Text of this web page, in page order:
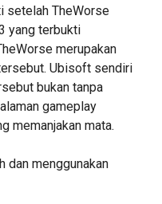
setelah TheWorse
yang terbukti
merupakan
Ubisoft sendiri
bukan tanpa
gameplay
memanjakan mata.
dan menggunakan